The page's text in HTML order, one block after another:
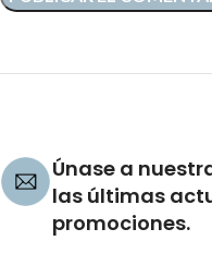
Únase a
las últimas
promociones.